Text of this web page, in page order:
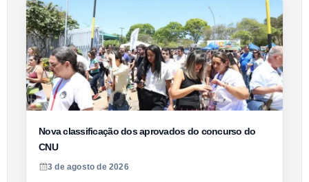
Nova classificação dos aprovados do concurso do
CNU
3 de agosto de 2026